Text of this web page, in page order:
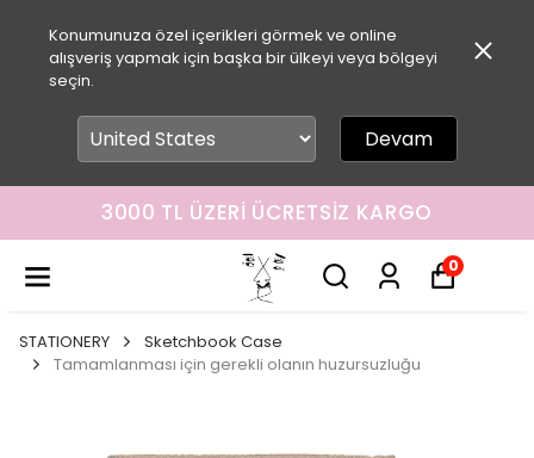
Konumunuza özel içerikleri görmek ve online
alışveriş yapmak için başka bir ülkeyi veya bölgeyi
seçin.
Devam
3000 TL ÜZERI ÜCRETSIZ KARGO
0
STATIONERY
Sketchbook Case
Tamamlanması için gerekli olanın huzursuzluğu